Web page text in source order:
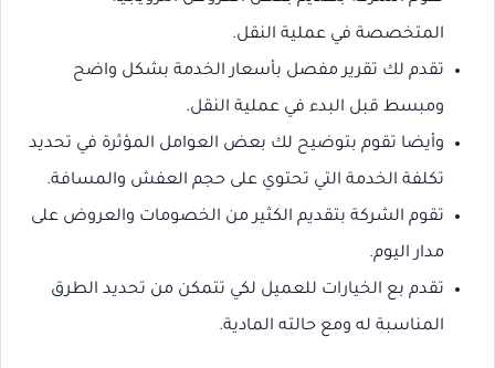
المتخصصة في عملية النقل.
تقدم لك تقرير مفصل بأسعار الخدمة بشكل واضح
ومبسط قبل البدء في عملية النقل.
وأيضا تقوم بتوضيح لك بعض العوامل المؤثرة في تحديد
تكلفة الخدمة التي تحتوي على حجم العفش والمسافة.
تقوم الشركة بتقديم الكثير من الخصومات والعروض على
مدار اليوم.
تقدم بع الخيارات للعميل لكي تتمكن من تحديد الطرق
المناسبة له ومع حالته المادية.